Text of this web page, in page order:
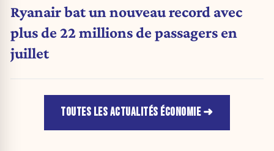
Ryanair bat un nouveau record avec
plus de 22 millions de passagers en
juillet
TOUTES LES ACTUALITÉS ÉCONOMIE